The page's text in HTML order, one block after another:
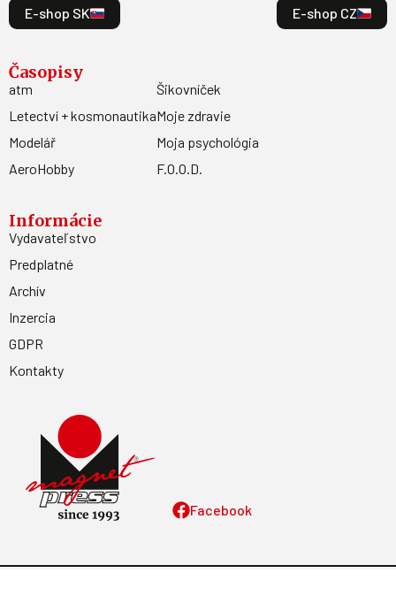
Facebook
E-shop SK
E-shop CZ
Časopisy
atm
Letectví + kosmonautika
Modelář
AeroHobby
Šikovníček
Moje zdravie
Moja psychológia
F.O.O.D.
Informácie
Vydavateľstvo
Predplatné
Archív
Inzercia
GDPR
Kontakty